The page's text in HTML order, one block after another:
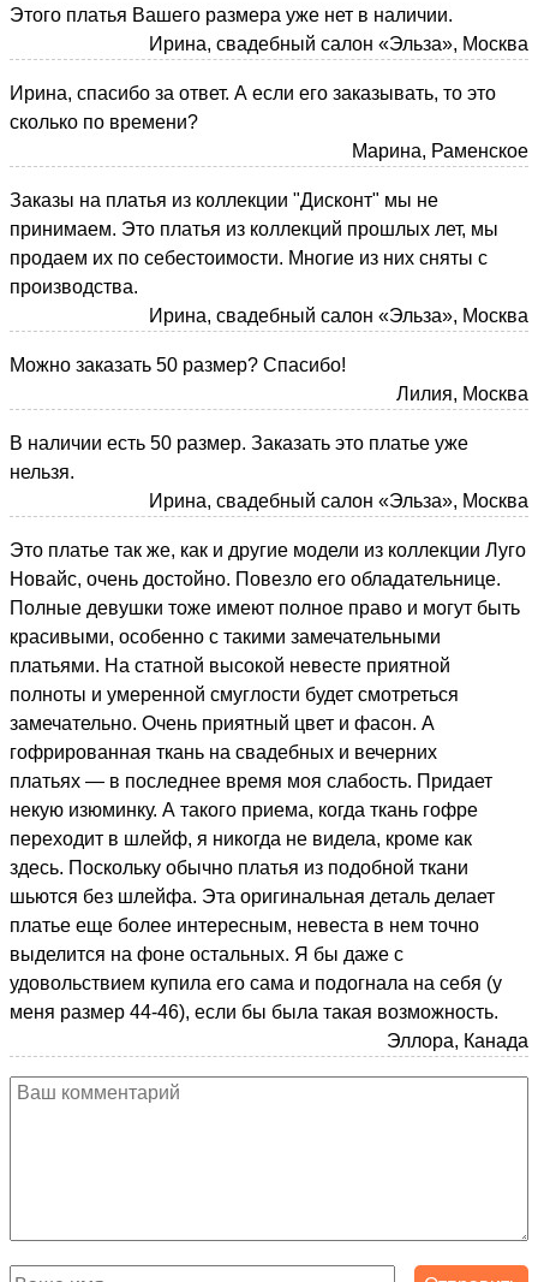
Этого платья Вашего размера уже нет в наличии.
Ирина, свадебный салон «Эльза», Москва
Ирина, спасибо за ответ. А если его заказывать, то это
сколько по времени?
Марина, Раменское
Заказы на платья из коллекции "Дисконт" мы не
принимаем. Это платья из коллекций прошлых лет, мы
продаем их по себестоимости. Многие из них сняты с
производства.
Ирина, свадебный салон «Эльза», Москва
Можно заказать 50 размер? Спасибо!
Лилия, Москва
В наличии есть 50 размер. Заказать это платье уже
нельзя.
Ирина, свадебный салон «Эльза», Москва
Это платье так же, как и другие модели из коллекции Луго
Новайс, очень достойно. Повезло его обладательнице.
Полные девушки тоже имеют полное право и могут быть
красивыми, особенно с такими замечательными
платьями. На статной высокой невесте приятной
полноты и умеренной смуглости будет смотреться
замечательно. Очень приятный цвет и фасон. А
гофрированная ткань на свадебных и вечерних
платьях — в последнее время моя слабость. Придает
некую изюминку. А такого приема, когда ткань гофре
переходит в шлейф, я никогда не видела, кроме как
здесь. Поскольку обычно платья из подобной ткани
шьются без шлейфа. Эта оригинальная деталь делает
платье еще более интересным, невеста в нем точно
выделится на фоне остальных. Я бы даже с
удовольствием купила его сама и подогнала на себя (у
меня размер 44-46), если бы была такая возможность.
Эллора, Канада